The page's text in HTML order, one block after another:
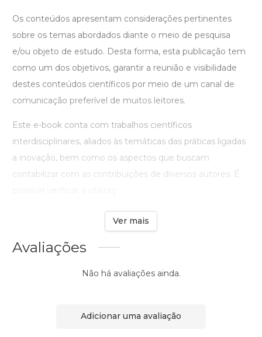
Os conteúdos apresentam considerações pertinentes
sobre os temas abordados diante o meio de pesquisa
e/ou objeto de estudo. Desta forma, esta publicação tem
como um dos objetivos, garantir a reunião e visibilidade
destes conteúdos científicos por meio de um canal de
comunicação preferível de muitos leitores.
Este e-book conta com trabalhos científicos
interdisciplinares, aliados às temáticas das práticas ligadas
a inovação, bem como os aspectos que buscam
contabilizar com as contribuições de diversos autores. É
Ver mais
Avaliações
Não há avaliações ainda.
Adicionar uma avaliação